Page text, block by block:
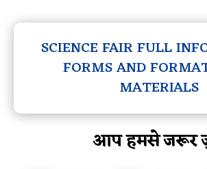
SCIENCE FAIR FULL
FORMS AND
MATERIALS
आप हमसे जरूर